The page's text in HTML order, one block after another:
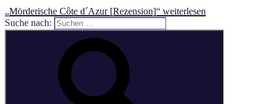
„Mörderische Côte d´Azur [Rezension]“ weiterlesen
Suche nach: